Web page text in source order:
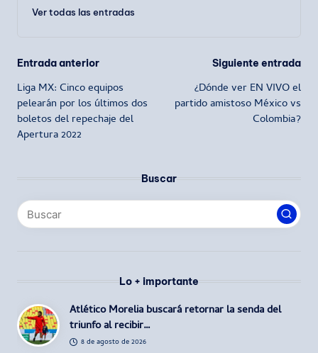
Ver todas las entradas
Navegación
de
entradas
Entrada anterior
Liga MX: Cinco equipos
pelearán por los últimos dos
boletos del repechaje del
Apertura 2022
Siguiente entrada
¿Dónde ver EN VIVO el
partido amistoso México vs
Colombia?
Buscar
Lo + importante
Atlético Morelia buscará retornar la senda del
triunfo al recibir…
8 de agosto de 2026